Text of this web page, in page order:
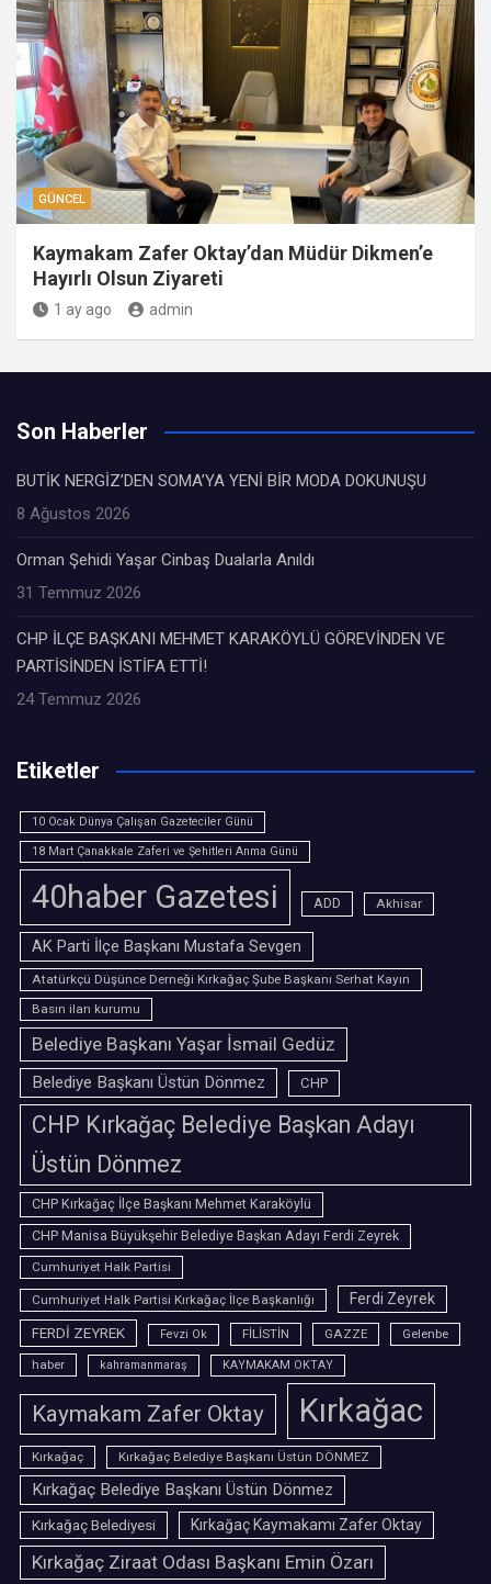
GÜNCEL
Kaymakam Zafer Oktay’dan Müdür Dikmen’e
Hayırlı Olsun Ziyareti
1 ay ago admin
Son Haberler
BUTİK NERGİZ’DEN SOMA’YA YENİ BİR MODA DOKUNUŞU
8 Ağustos 2026
Orman Şehidi Yaşar Cinbaş Dualarla Anıldı
31 Temmuz 2026
CHP İLÇE BAŞKANI MEHMET KARAKÖYLÜ GÖREVİNDEN VE
PARTİSİNDEN İSTİFA ETTİ!
24 Temmuz 2026
Etiketler
10 Ocak Dünya Çalışan Gazeteciler Günü
18 Mart Çanakkale Zaferi ve Şehitleri Anma Günü
40haber Gazetesi ADD Akhisar
AK Parti İlçe Başkanı Mustafa Sevgen
Atatürkçü Düşünce Derneği Kırkağaç Şube Başkanı Serhat Kayın
Basın ilan kurumu
Belediye Başkanı Yaşar İsmail Gedüz
Belediye Başkanı Üstün Dönmez CHP
CHP Kırkağaç Belediye Başkan Adayı
Üstün Dönmez
CHP Kırkağaç İlçe Başkanı Mehmet Karaköylü
CHP Manisa Büyükşehir Belediye Başkan Adayı Ferdi Zeyrek
Cumhuriyet Halk Partisi
Cumhuriyet Halk Partisi Kırkağaç İlçe Başkanlığı
Ferdi Zeyrek
FERDİ ZEYREK
Fevzi Ok FİLİSTİN GAZZE
Gelenbe
haber
kahramanmaraş KAYMAKAM OKTAY
Kaymakam Zafer Oktay Kırkağac
Kırkağaç Kırkağaç Belediye Başkanı Üstün DÖNMEZ
Kırkağaç Belediye Başkanı Üstün Dönmez
Kırkağaç Belediyesi Kırkağaç Kaymakamı Zafer Oktay
Kırkağaç Ziraat Odası Başkanı Emin Özarı